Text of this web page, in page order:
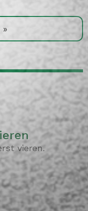
»
vieren.